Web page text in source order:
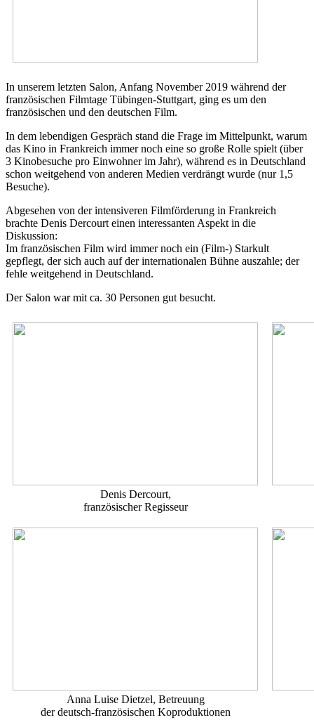
In unserem letzten Salon, Anfang November 2019 während der
französischen Filmtage Tübingen-Stuttgart, ging es um den
französischen und den deutschen Film.
In dem lebendigen Gespräch stand die Frage im Mittelpunkt, warum
das Kino in Frankreich immer noch eine so große Rolle spielt (über
3 Kinobesuche pro Einwohner im Jahr), während es in Deutschland
schon weitgehend von anderen Medien verdrängt wurde (nur 1,5
Besuche).
Abgesehen von der intensiveren Filmförderung in Frankreich
brachte Denis Dercourt einen interessanten Aspekt in die
Diskussion:
Im französischen Film wird immer noch ein (Film-) Starkult
gepflegt, der sich auch auf der internationalen Bühne auszahle; der
fehle weitgehend in Deutschland.
Der Salon war mit ca. 30 Personen gut besucht.
Denis Dercourt,
französischer Regisseur
Anna Luise Dietzel, Betreuung
der deutsch-französischen Koproduktionen